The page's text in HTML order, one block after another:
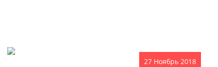
27 Ноябрь 2018